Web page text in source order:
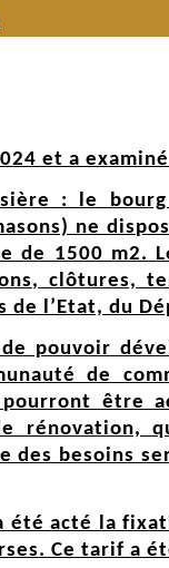
et a
: le
ne
de 1500 m2.
clôtures,
l’Etat, du
pouvoir
de
être
rénovation,
besoins
acté la
Ce tarif a